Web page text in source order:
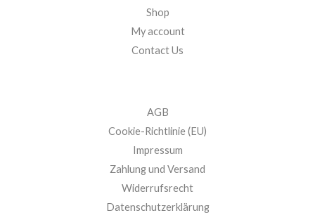
Shop
My account
Contact Us
AGB
Cookie-Richtlinie (EU)
Impressum
Zahlung und Versand
Widerrufsrecht
Datenschutzerklärung